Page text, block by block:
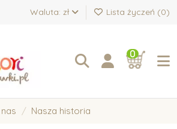
Waluta: zł Lista życzeń (0)
0
Nasza historia